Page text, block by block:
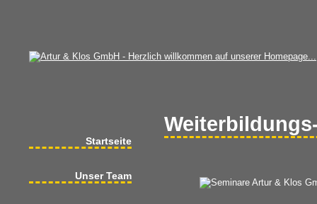
Startseite
Unser Team